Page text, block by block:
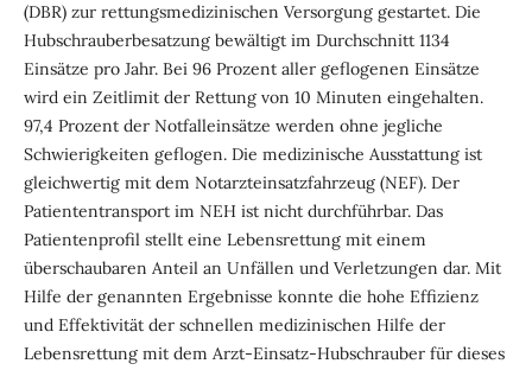
(DBR) zur rettungsmedizinischen Versorgung gestartet. Die
Hubschrauberbesatzung bewältigt im Durchschnitt 1134
Einsätze pro Jahr. Bei 96 Prozent aller geflogenen Einsätze
wird ein Zeitlimit der Rettung von 10 Minuten eingehalten.
97,4 Prozent der Notfalleinsätze werden ohne jegliche
Schwierigkeiten geflogen. Die medizinische Ausstattung ist
gleichwertig mit dem Notarzteinsatzfahrzeug (NEF). Der
Patiententransport im NEH ist nicht durchführbar. Das
Patientenprofil stellt eine Lebensrettung mit einem
überschaubaren Anteil an Unfällen und Verletzungen dar. Mit
Hilfe der genannten Ergebnisse konnte die hohe Effizienz
und Effektivität der schnellen medizinischen Hilfe der
Lebensrettung mit dem Arzt-Einsatz-Hubschrauber für dieses